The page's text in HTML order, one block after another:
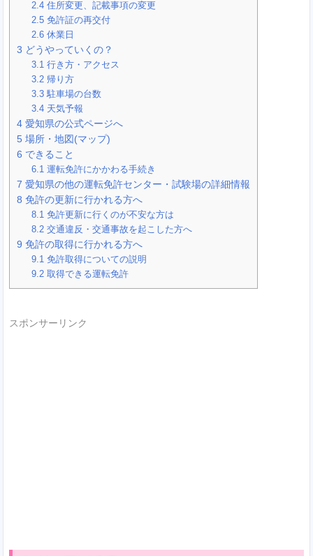
2.4 住所変更、記載事項の変更
2.5 免許証の再交付
2.6 休業日
3 どうやっていくの？
3.1 行き方・アクセス
3.2 帰り方
3.3 駐車場の台数
3.4 天気予報
4 愛知県の公式ページへ
5 場所・地図(マップ)
6 できること
6.1 運転免許にかかわる手続き
7 愛知県の他の運転免許センター・試験場の詳細情報
8 免許の更新に行かれる方へ
8.1 免許更新に行くのが不安な方は
8.2 交通違反・交通事故を起こした方へ
9 免許の取得に行かれる方へ
9.1 免許取得についての説明
9.2 取得できる運転免許
スポンサーリンク